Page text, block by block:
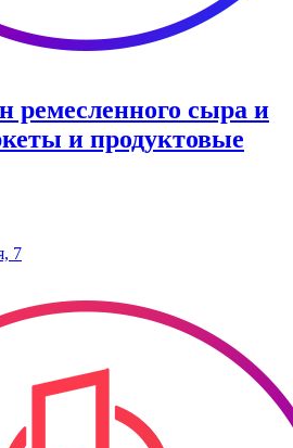
ремесленного сыра и
и продуктовые
7